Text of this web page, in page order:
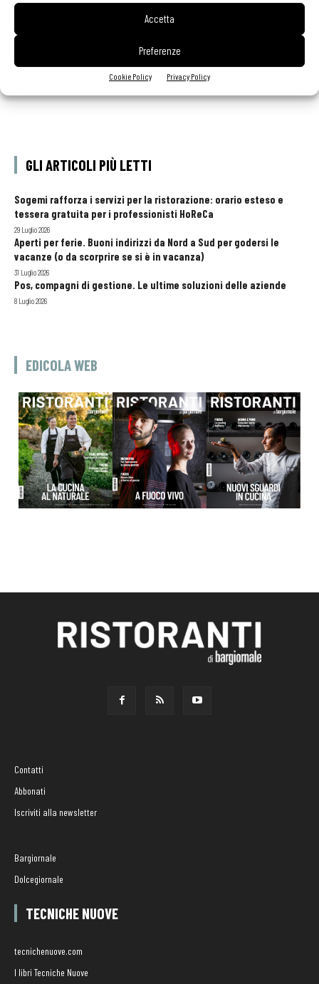
Accetta
Preferenze
Cookie Policy Privacy Policy
esteso e tessera gratuita per i professionisti
GLI ARTICOLI PIÙ LETTI
Sogemi rafforza i servizi per la ristorazione: orario esteso e
tessera gratuita per i professionisti HoReCa
29 Luglio 2026
Aperti per ferie. Buoni indirizzi da Nord a Sud per godersi le
vacanze (o da scorprire se si è in vacanza)
31 Luglio 2026
Pos, compagni di gestione. Le ultime soluzioni delle aziende
8 Luglio 2026
EDICOLA WEB
Contatti
Abbonati
Iscriviti alla newsletter
Bargiornale
Dolcegiornale
TECNICHE NUOVE
tecnichenuove.com
I libri Tecniche Nuove